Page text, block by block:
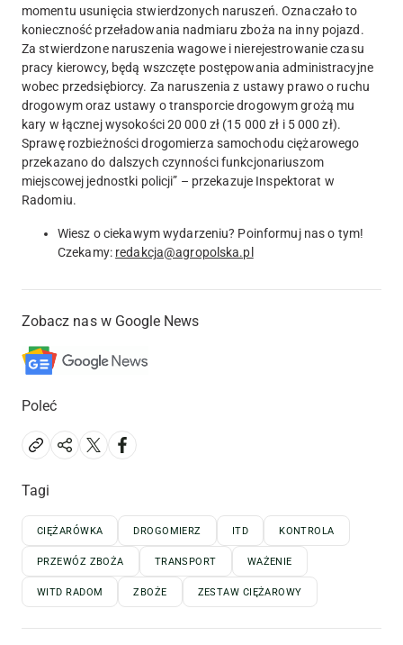
momentu usunięcia stwierdzonych naruszeń. Oznaczało to
konieczność przeładowania nadmiaru zboża na inny pojazd.
Za stwierdzone naruszenia wagowe i nierejestrowanie czasu
pracy kierowcy, będą wszczęte postępowania administracyjne
wobec przedsiębiorcy. Za naruszenia z ustawy prawo o ruchu
drogowym oraz ustawy o transporcie drogowym grożą mu
kary w łącznej wysokości 20 000 zł (15 000 zł i 5 000 zł).
Sprawę rozbieżności drogomierza samochodu ciężarowego
przekazano do dalszych czynności funkcjonariuszom
miejscowej jednostki policji” – przekazuje Inspektorat w
Radomiu.
Wiesz o ciekawym wydarzeniu? Poinformuj nas o tym!
Czekamy: redakcja@agropolska.pl
Zobacz nas w Google News
Poleć
Tagi
CIĘŻARÓWKA DROGOMIERZ ITD KONTROLA
PRZEWÓZ ZBOŻA TRANSPORT WAŻENIE
WITD RADOM ZBOŻE ZESTAW CIĘŻAROWY